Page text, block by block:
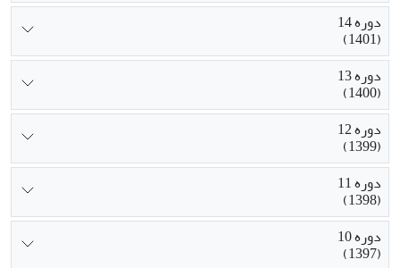
دوره 14
(1401)
دوره 13
(1400)
دوره 12
(1399)
دوره 11
(1398)
دوره 10
(1397)